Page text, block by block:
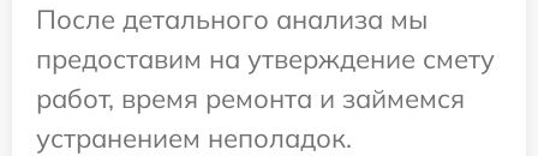
После детального анализа мы
предоставим на утверждение смету
работ, время ремонта и займемся
устранением неполадок.